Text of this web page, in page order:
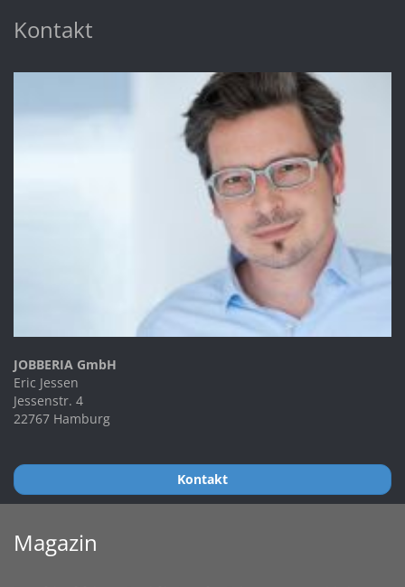
Kontakt
JOBBERIA GmbH
Eric Jessen
Jessenstr. 4
22767 Hamburg
Kontakt
Magazin